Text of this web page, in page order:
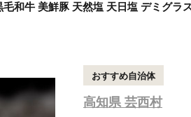
和牛 美鮮豚 天然塩 天日塩 デミグ
おすすめ自治体
高知県 芸西村